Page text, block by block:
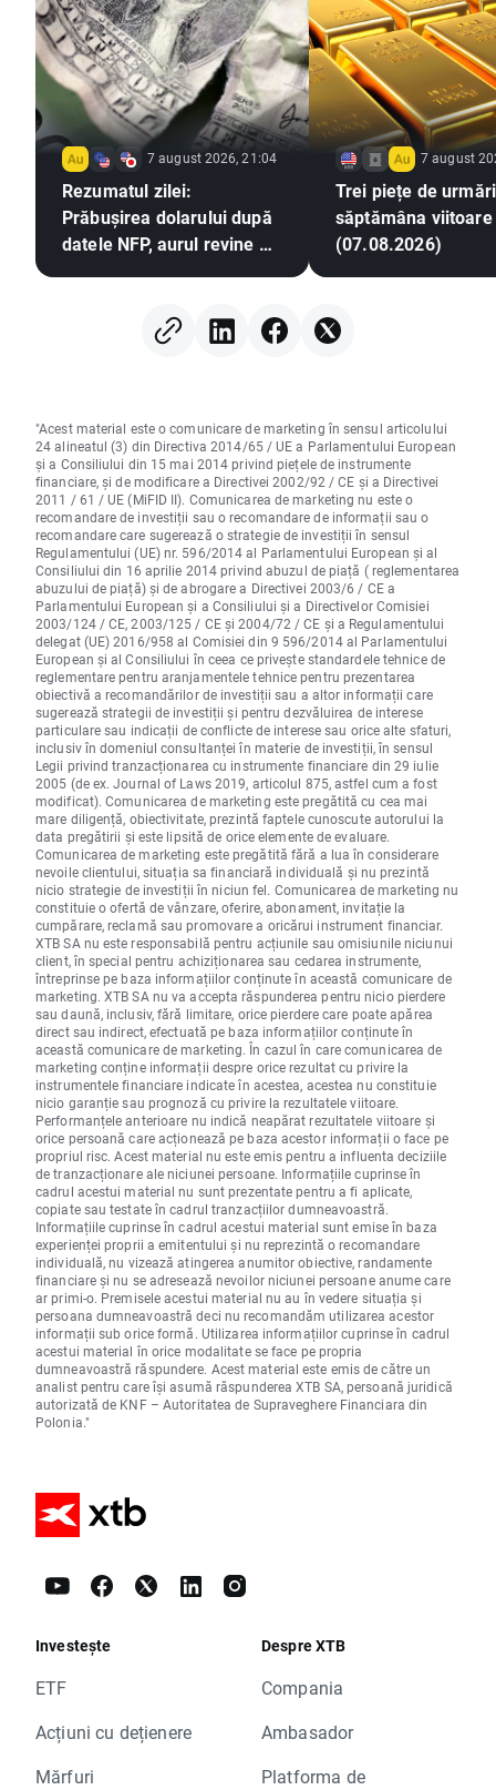
7 august 2026, 21:04
Rezumatul zilei:
Prăbușirea dolarului după
datele NFP, aurul revine pe
7 august
Trei piețe de
săptămâna viitoare
(07.08.2026)
"Acest material este o comunicare de marketing în sensul articolului
24 alineatul (3) din Directiva 2014/65 / UE a Parlamentului European
și a Consiliului din 15 mai 2014 privind piețele de instrumente
financiare, și de modificare a Directivei 2002/92 / CE și a Directivei
2011 / 61 / UE (MiFID II). Comunicarea de marketing nu este o
recomandare de investiții sau o recomandare de informații sau o
recomandare care sugerează o strategie de investiții în sensul
Regulamentului (UE) nr. 596/2014 al Parlamentului European și al
Consiliului din 16 aprilie 2014 privind abuzul de piață ( reglementarea
abuzului de piață) și de abrogare a Directivei 2003/6 / CE a
Parlamentului European și a Consiliului și a Directivelor Comisiei
2003/124 / CE, 2003/125 / CE și 2004/72 / CE și a Regulamentului
delegat (UE) 2016/958 al Comisiei din 9 596/2014 al Parlamentului
European și al Consiliului în ceea ce privește standardele tehnice de
reglementare pentru aranjamentele tehnice pentru prezentarea
obiectivă a recomandărilor de investiții sau a altor informații care
sugerează strategii de investiții și pentru dezvăluirea de interese
particulare sau indicații de conflicte de interese sau orice alte sfaturi,
inclusiv în domeniul consultanței în materie de investiții, în sensul
Legii privind tranzacționarea cu instrumente financiare din 29 iulie
2005 (de ex. Journal of Laws 2019, articolul 875, astfel cum a fost
modificat). Comunicarea de marketing este pregătită cu cea mai
mare diligență, obiectivitate, prezintă faptele cunoscute autorului la
data pregătirii și este lipsită de orice elemente de evaluare.
Comunicarea de marketing este pregătită fără a lua în considerare
nevoile clientului, situația sa financiară individuală și nu prezintă
nicio strategie de investiții în niciun fel. Comunicarea de marketing nu
constituie o ofertă de vânzare, oferire, abonament, invitație la
cumpărare, reclamă sau promovare a oricărui instrument financiar.
XTB SA nu este responsabilă pentru acțiunile sau omisiunile niciunui
client, în special pentru achiziționarea sau cedarea instrumente,
întreprinse pe baza informațiilor conținute în această comunicare de
marketing. XTB SA nu va accepta răspunderea pentru nicio pierdere
sau daună, inclusiv, fără limitare, orice pierdere care poate apărea
direct sau indirect, efectuată pe baza informațiilor conținute în
această comunicare de marketing. În cazul în care comunicarea de
marketing conține informații despre orice rezultat cu privire la
instrumentele financiare indicate în acestea, acestea nu constituie
nicio garanție sau prognoză cu privire la rezultatele viitoare.
Performanțele anterioare nu indică neapărat rezultatele viitoare și
orice persoană care acționează pe baza acestor informații o face pe
propriul risc. Acest material nu este emis pentru a influenta deciziile
de tranzacționare ale niciunei persoane. Informațiile cuprinse în
cadrul acestui material nu sunt prezentate pentru a fi aplicate,
copiate sau testate în cadrul tranzacțiilor dumneavoastră.
Informațiile cuprinse în cadrul acestui material sunt emise în baza
experienței proprii a emitentului și nu reprezintă o recomandare
individuală, nu vizează atingerea anumitor obiective, randamente
financiare și nu se adresează nevoilor niciunei persoane anume care
ar primi-o. Premisele acestui material nu au în vedere situația și
persoana dumneavoastră deci nu recomandăm utilizarea acestor
informații sub orice formă. Utilizarea informațiilor cuprinse în cadrul
acestui material în orice modalitate se face pe propria
dumneavoastră răspundere. Acest material este emis de către un
analist pentru care își asumă răspunderea XTB SA, persoană juridică
autorizată de KNF – Autoritatea de Supraveghere Financiara din
Polonia."
Investește
ETF
Acțiuni cu dețienere
Mărfuri
Despre XTB
Compania
Ambasador
Platforma de